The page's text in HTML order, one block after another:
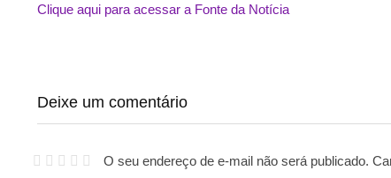
Clique aqui para acessar a Fonte da Notícia
Deixe um comentário
O seu endereço de e-mail não será publicado.